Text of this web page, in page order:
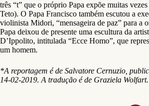
três “t” que o próprio Papa expõe muitas
Teto). O Papa Francisco também escutou a
violinista Midori, “mensageira de paz” para a
Papa deixou de presente uma escultura da
D’Ippolito, intitulada “Ecce Homo”, que
um homem.
*A reportagem é de Salvatore Cernuzio,
14-02-2019. A tradução é de Graziela Wolfart.